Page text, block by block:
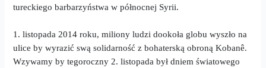
tureckiego barbarzyństwa w północnej Syrii.
1. listopada 2014 roku, miliony ludzi dookoła globu wyszło na
ulice by wyrazić swą solidarność z bohaterską obroną Kobanê.
Wzywamy by tegoroczny 2. listopada był dniem światowego